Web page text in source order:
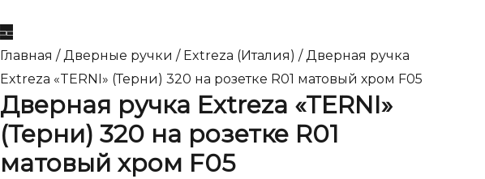
Главная /Дверные ручки / Extreza (Италия) / Дверная ручка
Extreza «TERNI» (Терни) 320 на розетке R01 матовый хром F05
Дверная ручка Extreza «TERNI»
(Терни) 320 на розетке R01
матовый хром F05